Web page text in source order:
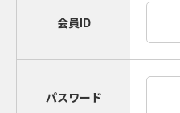
会員ID
パスワード